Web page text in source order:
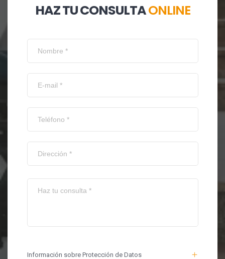
HAZ TU CONSULTAONLINE
Información sobre Protección de Datos